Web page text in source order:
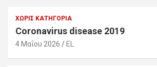
ΧΩΡΊΣ ΚΑΤΗΓΟΡΊΑ
Coronavirus disease 2019
4 Μαΐου 2026 EL